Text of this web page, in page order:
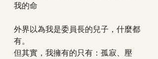
我的命
外界以為我是委員長的兒子，什麼都
有。
但其實，我擁有的只有：孤寂、壓